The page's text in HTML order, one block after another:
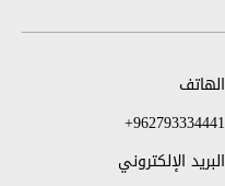
الهاتف
+962793334441
البريد الإلكتروني